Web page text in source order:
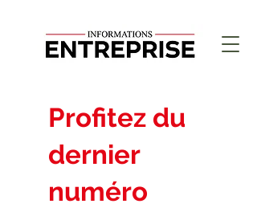
Profitez du
dernier
numéro